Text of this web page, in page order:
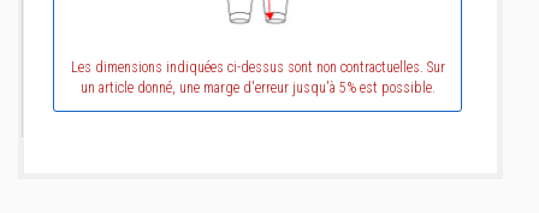
Les dimensions indiquées ci-dessus sont non contractuelles. Sur
un article donné, une marge d'erreur jusqu'à 5% est possible.